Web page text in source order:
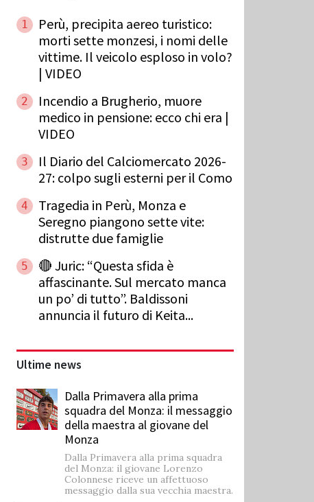
1
Perù, precipita aereo turistico:
morti sette monzesi, i nomi delle
vittime. Il veicolo esploso in volo?
| VIDEO
2
Incendio a Brugherio, muore
medico in pensione: ecco chi era |
VIDEO
3
Il Diario del Calciomercato 2026-
27: colpo sugli esterni per il Como
4
Tragedia in Perù, Monza e
Seregno piangono sette vite:
distrutte due famiglie
5
🔴 Juric: “Questa sfida è
affascinante. Sul mercato manca
un po’ di tutto”. Baldissoni
annuncia il futuro di Keita...
Ultime news
Dalla Primavera alla prima
squadra del Monza: il messaggio
della maestra al giovane del
Monza
Dalla Primavera alla prima squadra
del Monza: il giovane Lorenzo
Colonnese riceve un affettuoso
messaggio dalla sua vecchia maestra.